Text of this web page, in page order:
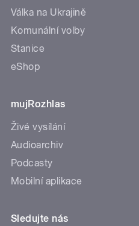
Válka na Ukrajině
Komunální volby
Stanice
eShop
mujRozhlas
Živé vysílání
Audioarchiv
Podcasty
Mobilní aplikace
Sledujte nás